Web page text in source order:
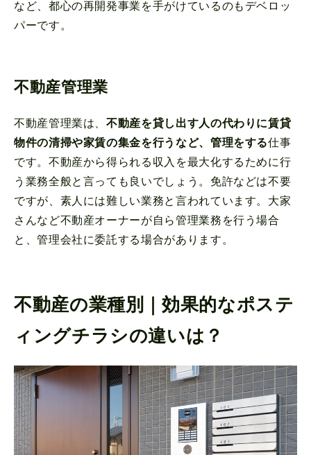
など、都心の再開発事業を手がけているのもデベロッ
パーです。
不動産管理業
不動産管理業は、不動産を貸し出す人の代わりに賃貸
物件の清掃や家賃の集金を行うなど、管理をする仕事
です。不動産から得られる収入を最大化するために行
う業務全般と言っても良いでしょう。免許などは不要
ですが、素人には難しい業務と言われています。大家
さんなど不動産オーナーが自ら管理業務を行う場合
と、管理会社に委託する場合があります。
不動産の業種別｜効果的なポステ
ィングチラシの違いは？